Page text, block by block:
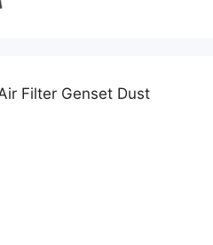
Filter Genset Dust